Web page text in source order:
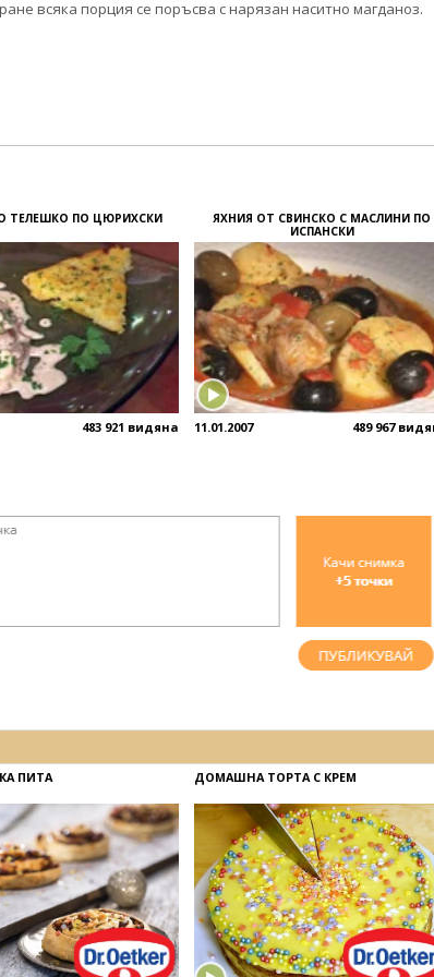
всяка порция се поръсва с нарязан наситно магданоз.
ТЕЛЕШКО ПО ЦЮРИХСКИ
483 921 видяна
ЯХНИЯ ОТ СВИНСКО С МАСЛИНИ ПО
ИСПАНСКИ
11.01.2007 489 967
ПИТА ДОМАШНА ТОРТА С КРЕМ